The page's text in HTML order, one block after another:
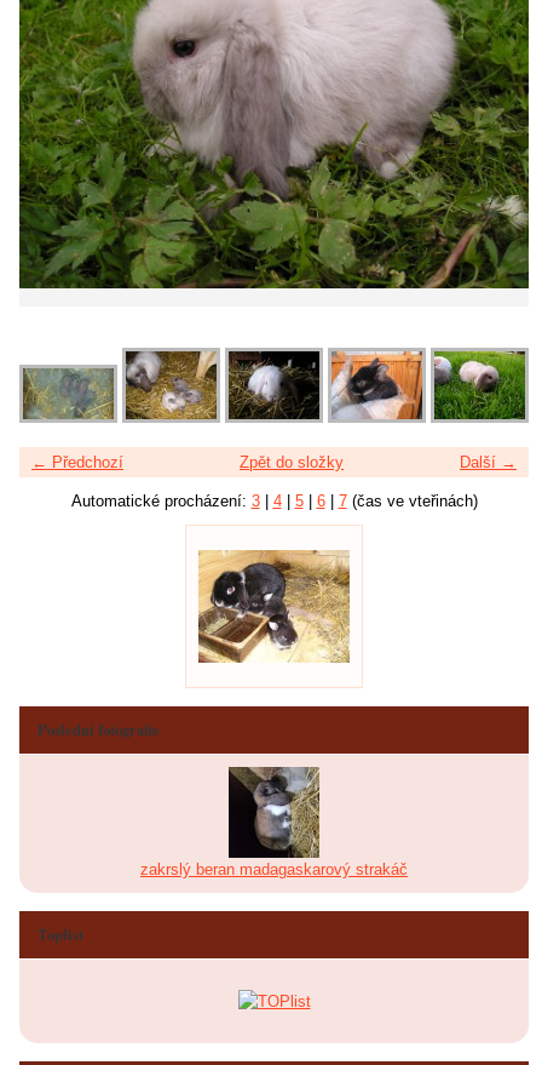
← Předchozí Další →
Zpět do složky
Automatické procházení: 3| 4| 5| 6| 7(čas ve vteřinách)
Poslední fotografie
zakrslý beran madagaskarový strakáč
Toplist